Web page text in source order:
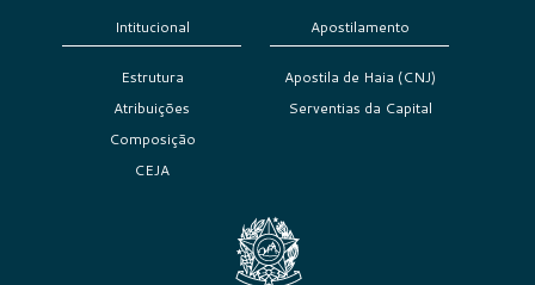
Intitucional
Estrutura
Atribuições
Composição
CEJA
Apostilamento
Apostila de Haia (CNJ)
Serventias da Capital